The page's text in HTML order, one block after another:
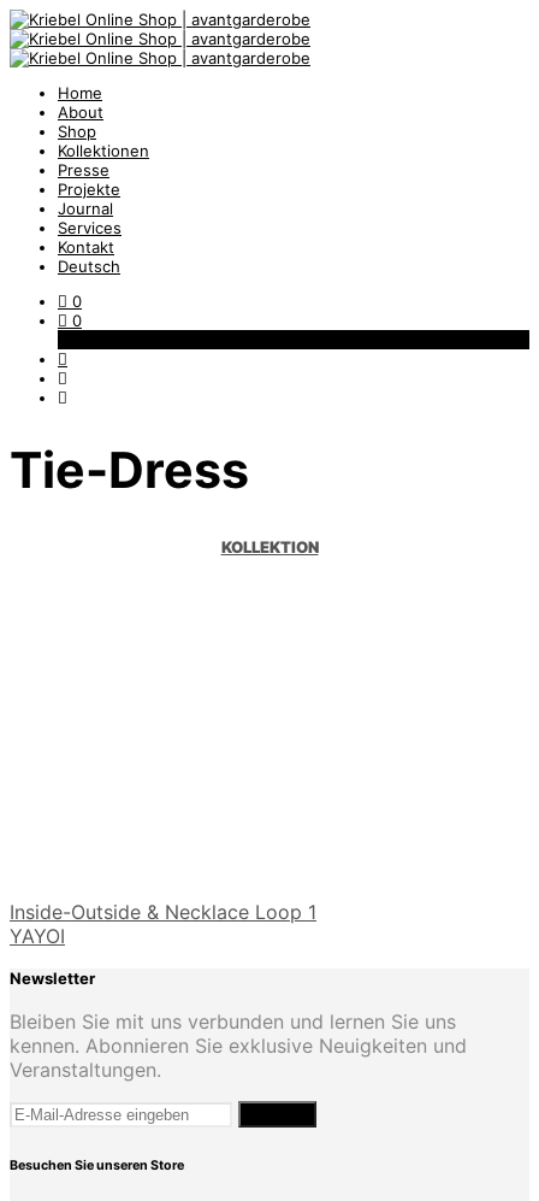
Home
About
Shop
Kollektionen
Presse
Projekte
Journal
Services
Kontakt
Deutsch
0
0
Tie-Dress
KOLLEKTION
Inside-Outside & Necklace Loop 1
YAYOI
Newsletter
Bleiben Sie mit uns verbunden und lernen Sie uns
kennen. Abonnieren Sie exklusive Neuigkeiten und
Veranstaltungen.
Besuchen Sie unseren Store